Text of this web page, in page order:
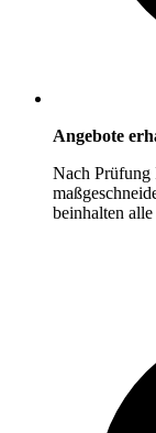
Angebote
Nach Prüfung
beinhalten